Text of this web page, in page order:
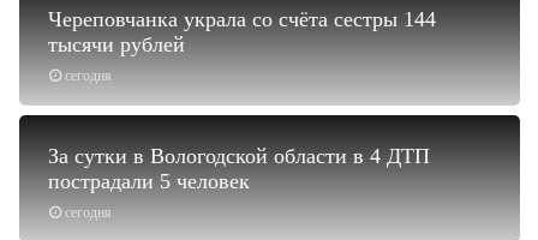
сегодня
Череповчанка украла со счёта сестры 144
тысячи рублей
сегодня
За сутки в Вологодской области в 4 ДТП
пострадали 5 человек